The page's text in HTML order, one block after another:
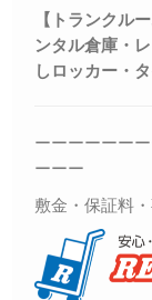
【トランクル
ンタル倉庫・
しロッカー・
ーーーーーー
ーーー
敷金・保証料